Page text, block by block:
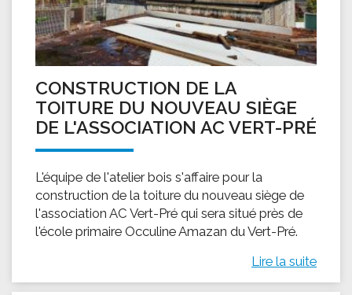
CONSTRUCTION DE LA
TOITURE DU NOUVEAU SIÈGE
DE L'ASSOCIATION AC VERT-PRÉ
L'équipe de l'atelier bois s'affaire pour la
construction de la toiture du nouveau siège de
l'association AC Vert-Pré qui sera situé près de
l'école primaire Occuline Amazan du Vert-Pré.
Lire la suite